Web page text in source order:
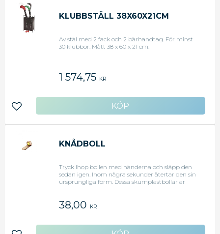
KLUBBSTÄLL 38X60X21CM
Av stål med 2 fack och 2 bärhandtag. För minst
30 klubbor. Mått 38 x 60 x 21 cm.
1 574,75 KR
Lägg till i favoriter
KNÅDBOLL
Tryck ihop bollen med händerna och släpp den
sedan igen. Inom några sekunder återtar den sin
ursprungliga form. Dessa skumplastbollar är
de också att använda för kast-, fång- och
hanteringsövningar. Diameter 6 cm.
38,00 KR